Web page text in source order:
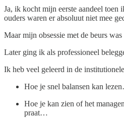
Ja, ik kocht mijn eerste aandeel
ouders waren er absoluut niet mee
Maar mijn obsessie met de beurs was
Later ging ik als professioneel
Ik heb veel geleerd in de
Hoe je snel balansen kan
Hoe je kan zien of het
praat…